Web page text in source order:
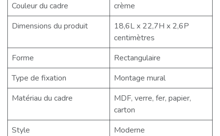
Couleur du cadre
crème
Dimensions du produit
18,6L x 22,7H x 2,6P
centimètres
Forme
Rectangulaire
Type de fixation
Montage mural
Matériau du cadre
MDF, verre, fer, papier,
carton
Style
Moderne